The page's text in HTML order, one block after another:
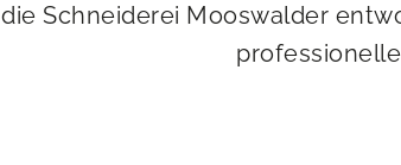
die Schneiderei Mooswalder